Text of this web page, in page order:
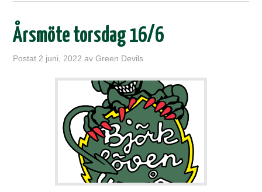
Årsmöte torsdag 16/6
Postat 2 juni, 2022 avGreen Devils